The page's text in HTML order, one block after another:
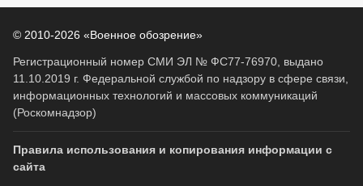
© 2010-2026 «Военное обозрение»
Регистрационный номер СМИ ЭЛ № ФС77-76970, выдано
11.10.2019 г. Федеральной службой по надзору в сфере связи,
информационных технологий и массовых коммуникаций
(Роскомнадзор)
Правила использования и копирования информации с
сайта